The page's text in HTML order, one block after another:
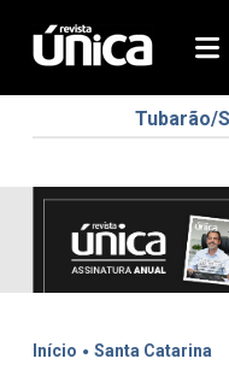
Tubarão/
Início . Santa Catarina